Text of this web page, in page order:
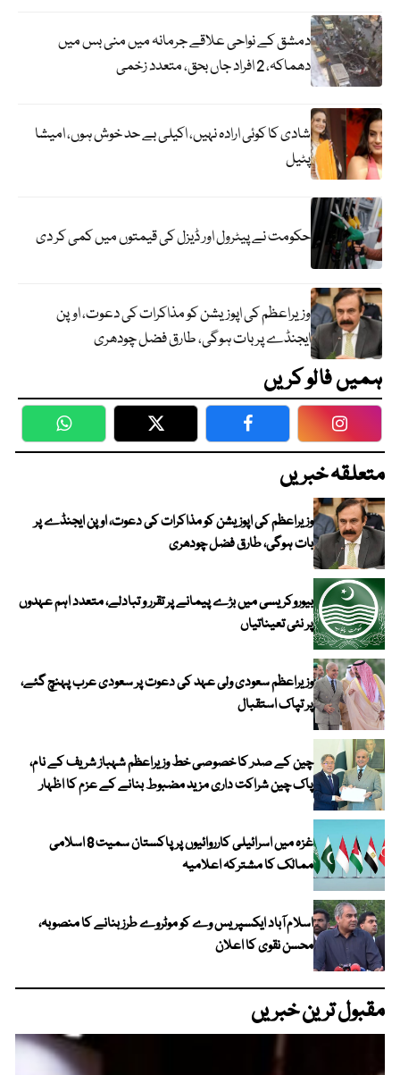
دمشق کے نواحی علاقے جرمانہ میں منی بس میں
دھماکہ، 2 افراد جاں بحق، متعدد زخمی
شادی کا کوئی ارادہ نہیں، اکیلی بے حد خوش ہوں، امیشا
پٹیل
حکومت نے پیٹرول اور ڈیزل کی قیمتوں میں کمی کر دی
وزیراعظم کی اپوزیشن کو مذاکرات کی دعوت، اوپن
ایجنڈے پر بات ہوگی، طارق فضل چودھری
ہمیں فالو کریں
WhatsApp Twitter Facebook
متعلقہ خبریں
وزیراعظم کی اپوزیشن کو مذاکرات کی دعوت، اوپن ایجنڈے پر
بات ہوگی، طارق فضل چودھری
بیوروکریسی میں بڑے پیمانے پر تقرر و تبادلے، متعدد اہم عہدوں
پر نئی تعیناتیاں
وزیراعظم سعودی ولی عہد کی دعوت پر سعودی عرب پہنچ گئے،
پر تپاک استقبال
چین کے صدر کا خصوصی خط وزیراعظم شہباز شریف کے نام،
پاک چین شراکت داری مزید مضبوط بنانے کے عزم کا اظہار
غزہ میں اسرائیلی کارروائیوں پر پاکستان سمیت 8 اسلامی
ممالک کا مشترکہ اعلامیہ
اسلام آباد ایکسپریس وے کو موٹروے طرز بنانے کا منصوبہ،
محسن نقوی کا اعلان
مقبول ترین خبریں